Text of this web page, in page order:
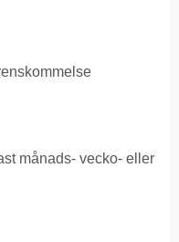
månads- vecko- eller